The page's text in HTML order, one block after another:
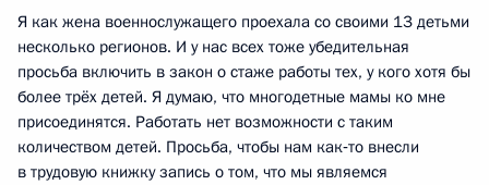
Я как жена военнослужащего проехала со своими 13 детьми
несколько регионов. И у нас всех тоже убедительная
просьба включить в закон о стаже работы тех, у кого хотя бы
более трёх детей. Я думаю, что многодетные мамы ко мне
присоединятся. Работать нет возможности с таким
количеством детей. Просьба, чтобы нам как‑то внесли
в трудовую книжку запись о том, что мы являемся